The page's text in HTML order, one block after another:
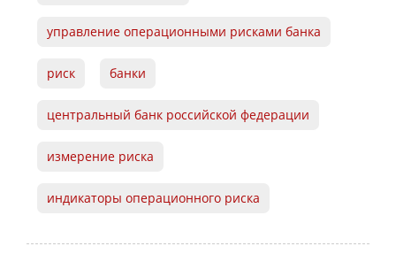
управление операционными рисками банка
риск банки
центральный банк российской федерации
измерение риска
индикаторы операционного риска